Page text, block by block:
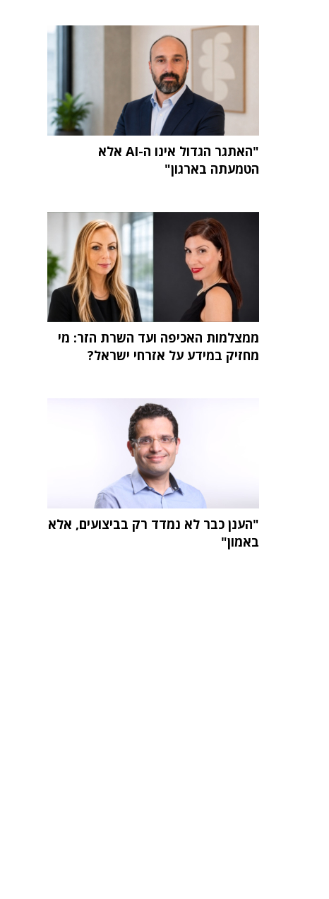
"האתגר הגדול אינו ה-AI אלא
הטמעתה בארגון"
ממצלמות האכיפה ועד השרת הזר: מי
מחזיק במידע על אזרחי ישראל?
"הענן כבר לא נמדד רק בביצועים, אלא
באמון"